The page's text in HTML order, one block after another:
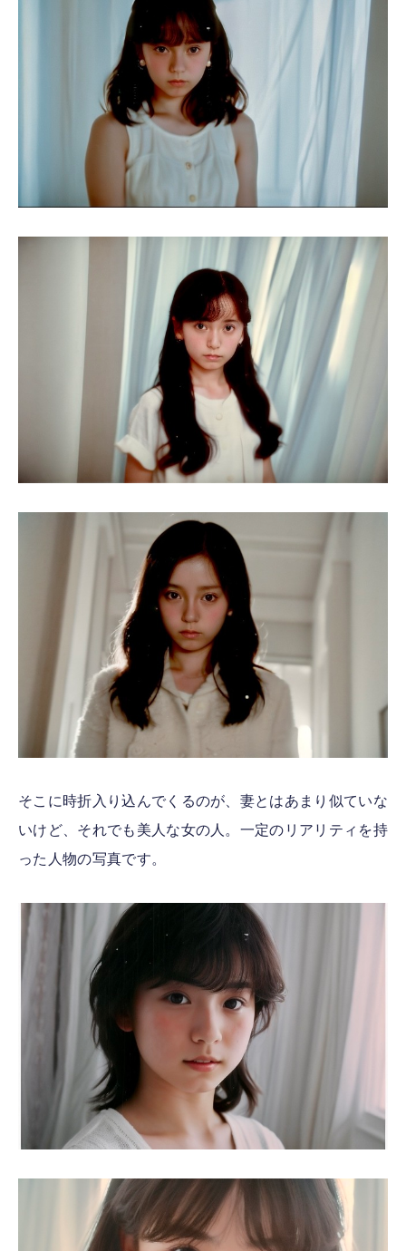
そこに時折入り込んでくるのが、妻とはあまり似ていな
いけど、それでも美人な女の人。一定のリアリティを持
った人物の写真です。